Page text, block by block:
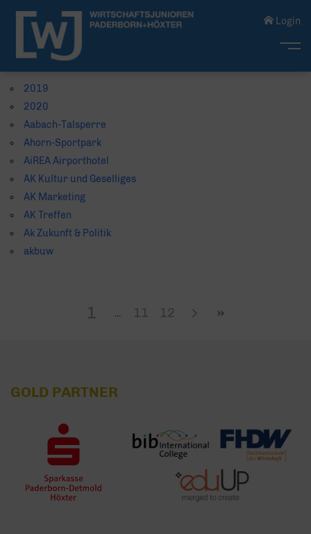
Login
2019
2020
Aabach-Talsperre
Ahorn-Sportpark
AiREA Airporthotel
AK Kultur und Geselliges
AK Marketing
AK Treffen
Ak Zukunft & Politik
akbuw
1 11 12
GOLD PARTNER